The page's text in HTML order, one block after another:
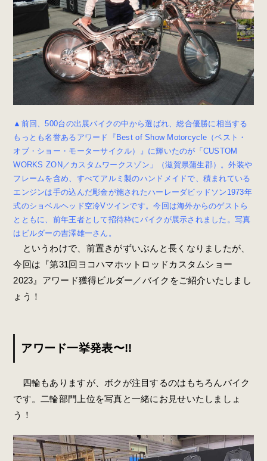
▲前回、500台の出展バイクの中から選ばれ、総合優勝に相当する
もっとも名誉あるアワード『Best of Show Motorcycle（ベスト・
オブ・ショー・モーターサイクル）』に輝いたのが「CUSTOM
WORKS ZON／カスタムワークスゾン」（滋賀県蒲生郡）。外装や
フレームを含め、すべてアルミ製のハンドメイドで、 積まれている
エンジンは手の込んだ彫金が施されたハーレーダビッドソン1973年
式のショベルヘッド空冷Vツインです。今回は海外からのゲストら
とともに、前年王者として招待枠にバイクが展示されました。写真
はビルダーの吉澤雄一さん。
というわけで、前置きがずいぶんと長くなりましたが、
今回は『第31回ヨコハマホットロッドカスタムショー
2023』アワード獲得ビルダー／バイクをご紹介いたしまし
ょう！
アワード一挙発表〜!!
四輪もありますが、ボクが注目するのはもちろんバイク
です。二輪部門上位を写真と一緒にお見せいたしましょ
う！